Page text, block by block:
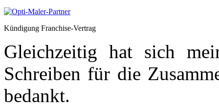
Kündigung Franchise-Vertrag
Gleichzeitig hat sich
Schreiben für die
bedankt.